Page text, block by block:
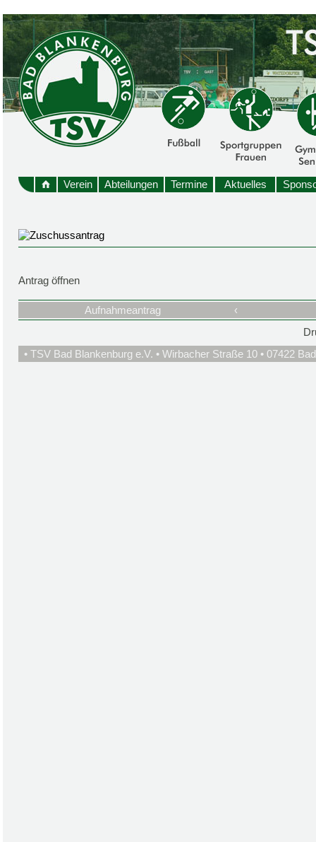
Verein Abteilungen Termine Aktuelles
Antrag öffnen
Aufnahmeantrag
‹
• TSV Bad Blankenburg e.V. • Wirbacher Straße 10 • 07422